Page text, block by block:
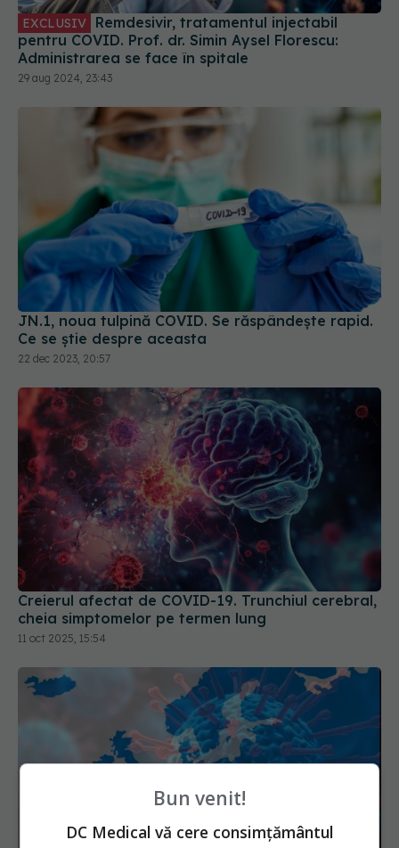
EXCLUSIV
pentru COVID. Prof. dr. Simin Aysel Florescu:
Administrarea se face în spitale
29 aug 2024, 23:43
JN.1, noua tulpină COVID. Se răspândește rapid.
Ce se știe despre aceasta
22 dec 2023, 20:57
Creierul afectat de COVID-19. Trunchiul cerebral,
cheia simptomelor pe termen lung
11 oct 2025, 15:54
Bun venit!
DC Medical vă cere consimțământul